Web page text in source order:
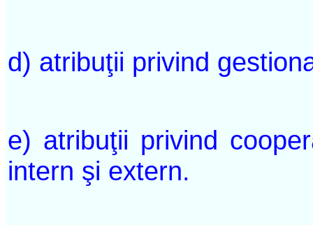
d) atribuţii privind
e) atribuţii privind
intern şi extern.